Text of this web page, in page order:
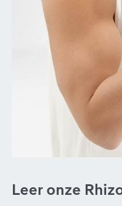
Leer onze